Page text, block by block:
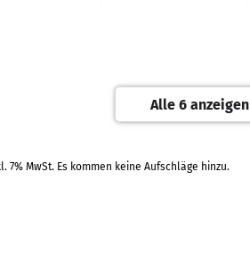
+2 Weitere Zahlarten
Alle 6 anzeigen
MwSt. Es kommen keine Aufschläge hinzu.